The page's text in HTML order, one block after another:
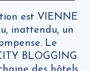
est VIENNE
inattendu, un
Le
BLOGGING